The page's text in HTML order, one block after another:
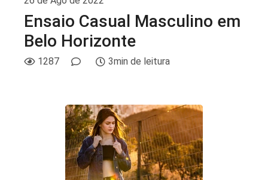
Ensaio Casual Masculino em
Belo Horizonte
1287 3min de leitura